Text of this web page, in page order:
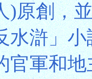
)原創，
水滸」
官軍和